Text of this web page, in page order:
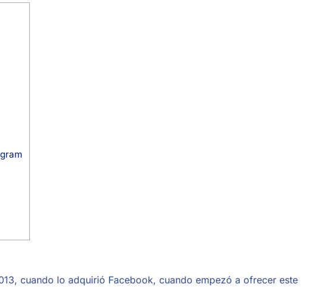
cuando lo adquirió Facebook, cuando empezó a ofrecer este